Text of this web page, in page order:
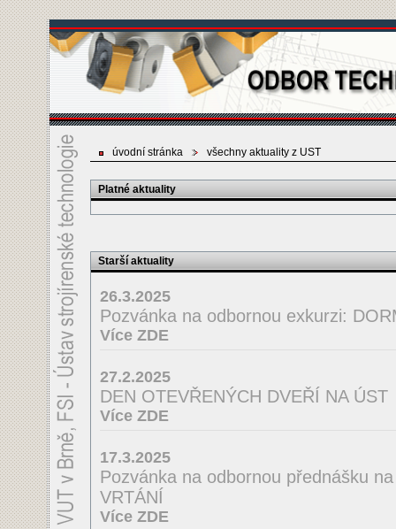
úvodní stránka všechny aktuality z UST
Platné aktuality
Starší aktuality
26.3.2025
Pozvánka na odbornou exkurzi:
Více ZDE
27.2.2025
DEN OTEVŘENÝCH DVEŘÍ NA ÚST
Více ZDE
17.3.2025
Pozvánka na odbornou přednášku
VRTÁNÍ
Více ZDE